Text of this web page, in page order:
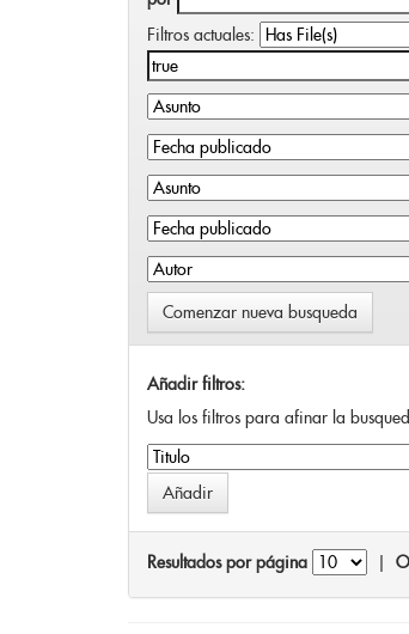
Filtros actuales:
Comenzar nueva busqueda
Añadir filtros:
Usa los filtros para afinar la
Resultados por página